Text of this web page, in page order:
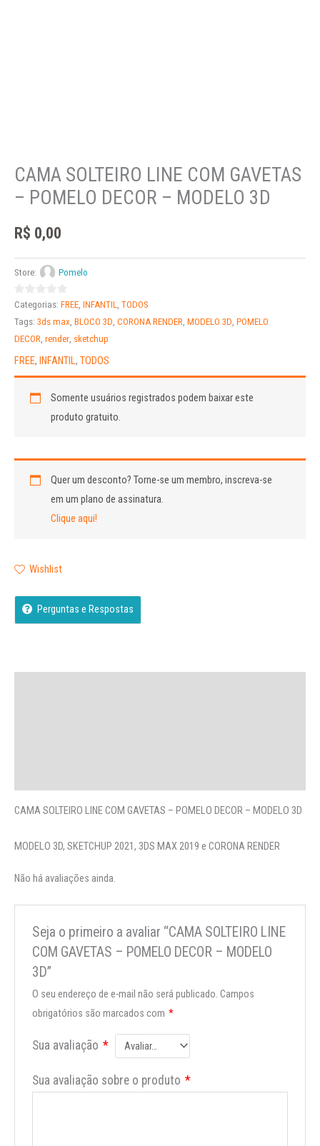
CAMA SOLTEIRO LINE COM GAVETAS
– POMELO DECOR – MODELO 3D
R$ 0,00
Store: Pomelo
0
out
Categorias: FREE, INFANTIL, TODOS
Tags: 3ds max, BLOCO 3D, CORONA RENDER, MODELO 3D, POMELO
DECOR, render, sketchup
FREE, INFANTIL, TODOS
Somente usuários registrados podem baixar este
produto gratuito.
Quer um desconto?Torne-se um membro, inscreva-se
em um plano de assinatura.
Clique aqui!
Wishlist
Perguntas e Respostas
CAMA SOLTEIRO LINE COM GAVETAS – POMELO DECOR – MODELO 3D
MODELO 3D, SKETCHUP 2021, 3DS MAX 2019 e CORONA RENDER
Não há avaliações ainda.
Seja o primeiro a avaliar “CAMA SOLTEIRO LINE
COM GAVETAS – POMELO DECOR – MODELO
3D”
O seu endereço de e-mail não será publicado. Campos
obrigatórios são marcados com *
Sua avaliação *
Sua avaliação sobre o produto *